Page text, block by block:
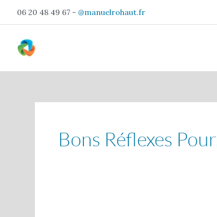
contenu
06 20 48 49 67 - @manuelrohaut.fr
Bons Réflexes